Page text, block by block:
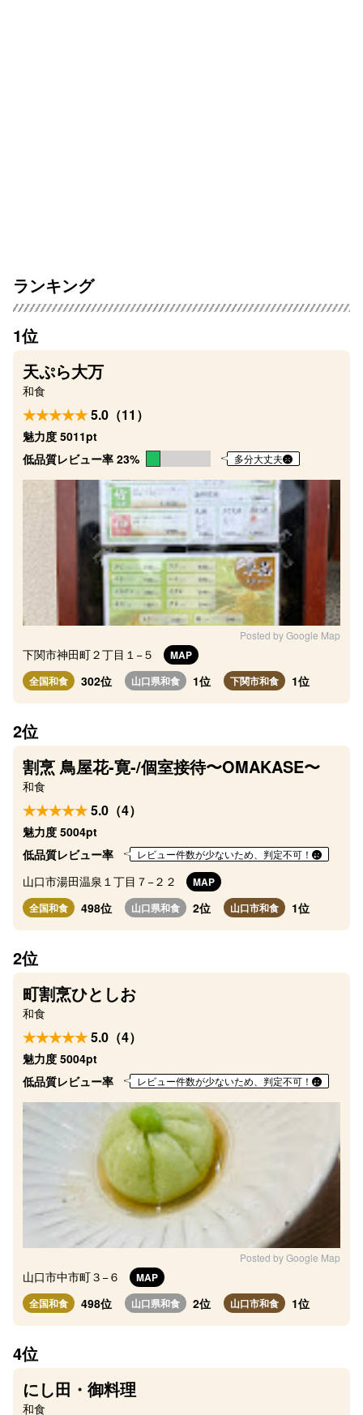
ランキング
1位
天ぷら大万
和食
5.0（11）
魅力度 5011pt
低品質レビュー率 23%
多分大丈夫
Posted by Google Map
下関市神田町２丁目１−５
MAP
全国和食
302位 山口県和食 1位 下関市和食 1位
2位
割烹 鳥屋花-寛-/個室接待〜OMAKASE〜
和食
5.0（4）
魅力度 5004pt
低品質レビュー率
レビュー件数が少ないため、判定不可！
山口市湯田温泉１丁目７−２２
MAP
全国和食
498位 山口県和食 2位 山口市和食 1位
2位
町割烹ひとしお
和食
5.0（4）
魅力度 5004pt
低品質レビュー率
レビュー件数が少ないため、判定不可！
Posted by Google Map
山口市中市町３−６
MAP
全国和食
498位 山口県和食 2位 山口市和食 1位
4位
にし田・御料理
和食